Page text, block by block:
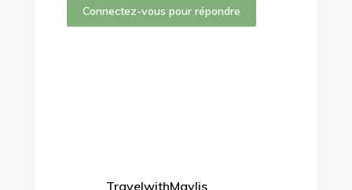
Connectez-vous pour répondre
TravelwithMaylis